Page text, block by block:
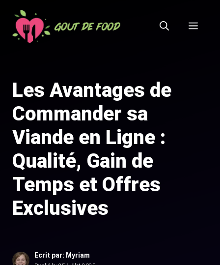
contenu
Les Avantages de
Commander sa
Viande en Ligne :
Qualité, Gain de
Temps et Offres
Exclusives
Ecrit par: Myriam